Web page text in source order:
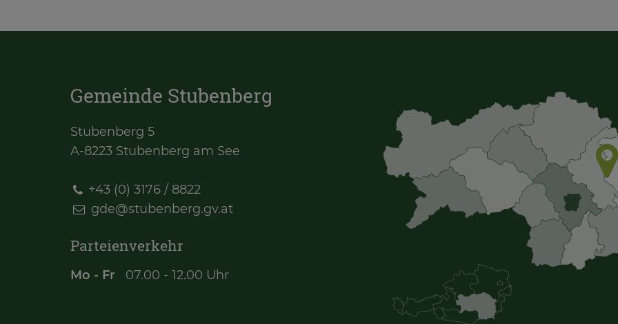
Gemeinde Stubenberg
Stubenberg 5
A-8223 Stubenberg am See
+43 (0) 3176 / 8822
gde@stubenberg.gv.at
Parteienverkehr
Mo - Fr 07.00 - 12.00 Uhr